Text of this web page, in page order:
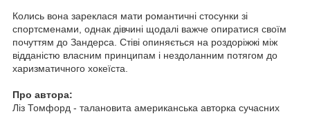
Колись вона зареклася мати романтичні стосунки зі
спортсменами, однак дівчині щодалі важче опиратися своїм
почуттям до Зандерса. Стіві опиняється на роздоріжжі між
відданістю власним принципам і нездоланним потягом до
харизматичного хокеїста.
Про автора:
Ліз Томфорд - талановита американська авторка сучасних